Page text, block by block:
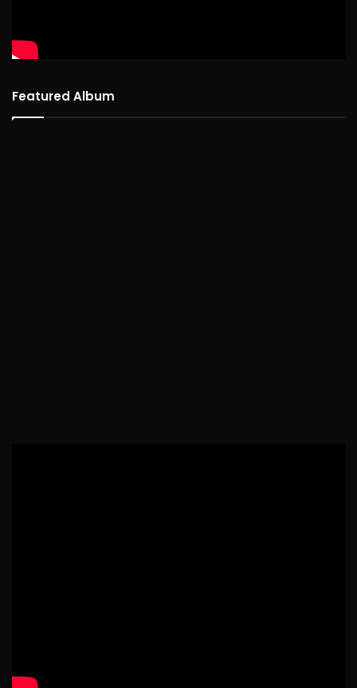
Featured Album